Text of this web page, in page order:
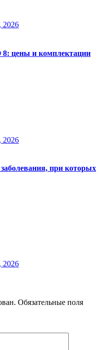
2026
8: цены и комплектации
2026
при которых
2026
Обязательные поля